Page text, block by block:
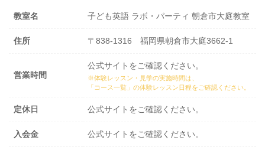
教室名 子ども英語 ラボ・パーティ 朝倉市大庭教室
住所 〒838-1316 福岡県朝倉市大庭3662-1
営業時間
公式サイトをご確認ください。
※体験レッスン・見学の実施時間は、
「コース一覧」の体験レッスン日程をご確認ください。
定休日 公式サイトをご確認ください。
入会金 公式サイトをご確認ください。